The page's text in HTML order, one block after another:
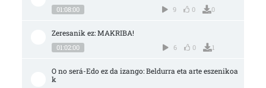
01:08:00 9 0 0
Zeresanik ez: MAKRIBA!
01:02:00 6 0 1
O no será-Edo ez da izango: Beldurra eta arte eszenikoa
k